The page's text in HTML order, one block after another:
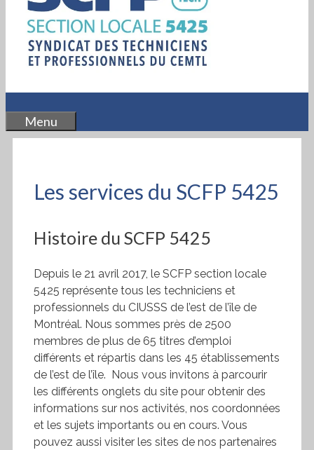
Menu
Les services du SCFP 5425
Histoire du SCFP 5425
Depuis le 21 avril 2017, le SCFP section locale
5425 représente tous les techniciens et
professionnels du CIUSSS de l’est de l’île de
Montréal. Nous sommes près de 2500
membres de plus de 65 titres d’emploi
différents et répartis dans les 45 établissements
de l’est de l’île. Nous vous invitons à parcourir
les différents onglets du site pour obtenir des
informations sur nos activités, nos coordonnées
et les sujets importants ou en cours. Vous
pouvez aussi visiter les sites de nos partenaires